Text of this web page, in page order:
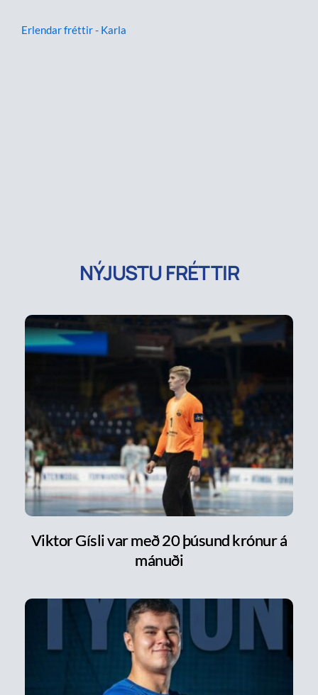
Erlendar fréttir - Karla
NÝJUSTU FRÉTTIR
Viktor Gísli var með 20 þúsund krónur á
mánuði